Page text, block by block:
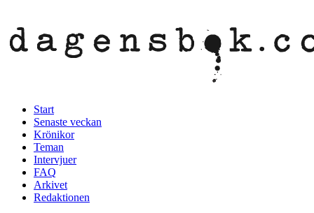
Start
Senaste veckan
Krönikor
Teman
Intervjuer
FAQ
Arkivet
Redaktionen